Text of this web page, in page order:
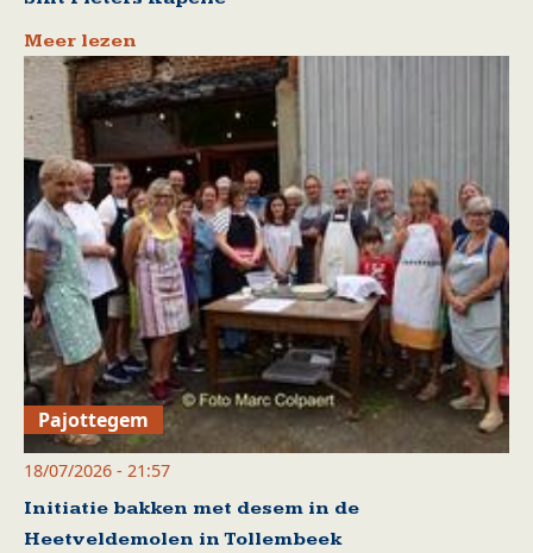
Meer lezen
Pajottegem
18/07/2026 - 21:57
Initiatie bakken met desem in de
Heetveldemolen in Tollembeek